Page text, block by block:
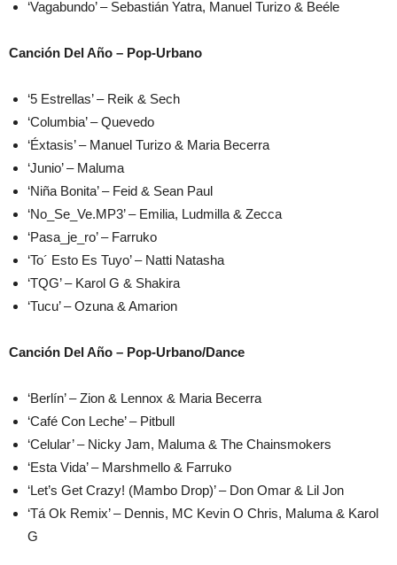
‘Vagabundo’ – Sebastián Yatra, Manuel Turizo & Beéle
Canción Del Año – Pop-Urbano
‘5 Estrellas’ – Reik & Sech
‘Columbia’ – Quevedo
‘Éxtasis’ – Manuel Turizo & Maria Becerra
‘Junio’ – Maluma
‘Niña Bonita’ – Feid & Sean Paul
‘No_Se_Ve.MP3’ – Emilia, Ludmilla & Zecca
‘Pasa_je_ro’ – Farruko
‘To´ Esto Es Tuyo’ – Natti Natasha
‘TQG’ – Karol G & Shakira
‘Tucu’ – Ozuna & Amarion
Canción Del Año – Pop-Urbano/Dance
‘Berlín’ – Zion & Lennox & Maria Becerra
‘Café Con Leche’ – Pitbull
‘Celular’ – Nicky Jam, Maluma & The Chainsmokers
‘Esta Vida’ – Marshmello & Farruko
‘Let’s Get Crazy! (Mambo Drop)’ – Don Omar & Lil Jon
‘Tá Ok Remix’ – Dennis, MC Kevin O Chris, Maluma & Karol
G